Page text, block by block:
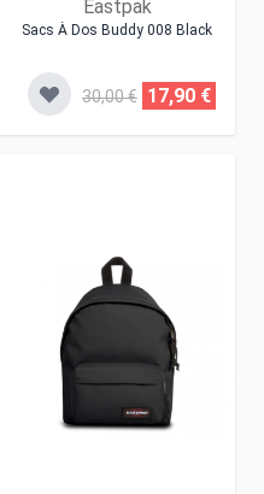
Eastpak
Sacs À Dos Buddy 008 Black
30,00 € 17,90 €